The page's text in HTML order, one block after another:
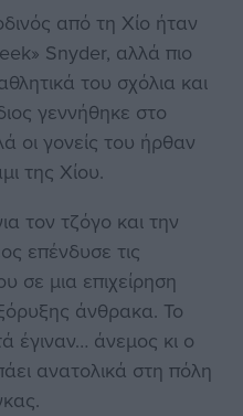
από τη Χίο ήταν
Snyder, αλλά πιο
του σχόλια και
γεννήθηκε στο
οι γονείς του ήρθαν
της Χίου.
τον τζόγο και την
επένδυσε τις
σε μια επιχείρηση
άνθρακα. Το
έγιναν… άνεμος κι ο
ανατολικά στη πόλη